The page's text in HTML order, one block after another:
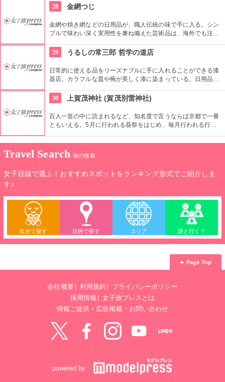
れている。日持ちがするので贈り物やお土産に最適。
28 金網つじ
金網や焼き網などの日用品が、職人伝統の味で手に入る。シン
プルで味わい深く実用性を兼ね備えた芸術品は、海外でも注目
ひ。お土産にも喜ばれる。
29 うるしの常三郎 哲学の道店
日常的に使える品をリーズナブルに手に入れることができる漆
器店。カラフルな皿や椀が美しく漆に染まっている。日用品だ
良いだろう。
30 上賀茂神社 (賀茂別雷神社)
百人一首の中に読まれるなど、知名度で言うならば京都で一番
ともいえる。5月に行われる葵祭をはじめ、毎月行われる行事
き場所である。
Travel Search 旅の検索
女子目線で選ぶ！おすすめスポットをランキング形式でご紹介しま
す♪
気分で探す 目的で探す エリア 誰と行く？
Page Top
会社概要 利用規約
プライバシーポリシー
採用情報
女子旅プレスとは
情報ご提供・広告掲載・お問い合わせ
powered by